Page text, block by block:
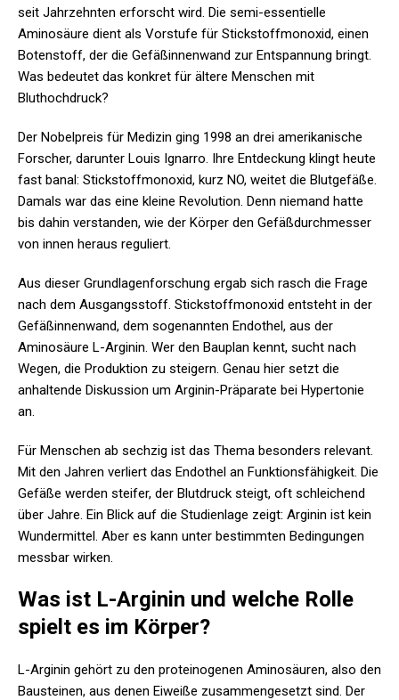
seit Jahrzehnten erforscht wird. Die semi-essentielle
Aminosäure dient als Vorstufe für Stickstoffmonoxid, einen
Botenstoff, der die Gefäßinnenwand zur Entspannung bringt.
Was bedeutet das konkret für ältere Menschen mit
Bluthochdruck?
Der Nobelpreis für Medizin ging 1998 an drei amerikanische
Forscher, darunter Louis Ignarro. Ihre Entdeckung klingt heute
fast banal: Stickstoffmonoxid, kurz NO, weitet die Blutgefäße.
Damals war das eine kleine Revolution. Denn niemand hatte
bis dahin verstanden, wie der Körper den Gefäßdurchmesser
von innen heraus reguliert.
Aus dieser Grundlagenforschung ergab sich rasch die Frage
nach dem Ausgangsstoff. Stickstoffmonoxid entsteht in der
Gefäßinnenwand, dem sogenannten Endothel, aus der
Aminosäure L-Arginin. Wer den Bauplan kennt, sucht nach
Wegen, die Produktion zu steigern. Genau hier setzt die
anhaltende Diskussion um Arginin-Präparate bei Hypertonie
an.
Für Menschen ab sechzig ist das Thema besonders relevant.
Mit den Jahren verliert das Endothel an Funktionsfähigkeit. Die
Gefäße werden steifer, der Blutdruck steigt, oft schleichend
über Jahre. Ein Blick auf die Studienlage zeigt: Arginin ist kein
Wundermittel. Aber es kann unter bestimmten Bedingungen
messbar wirken.
Was ist L-Arginin und welche Rolle
spielt es im Körper?
L-Arginin gehört zu den proteinogenen Aminosäuren, also den
Bausteinen, aus denen Eiweiße zusammengesetzt sind. Der